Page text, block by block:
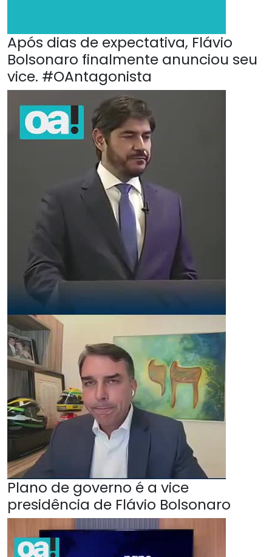
Após dias de expectativa, Flávio
Bolsonaro finalmente anunciou seu
vice. #OAntagonista
Plano de governo é a vice
presidência de Flávio Bolsonaro